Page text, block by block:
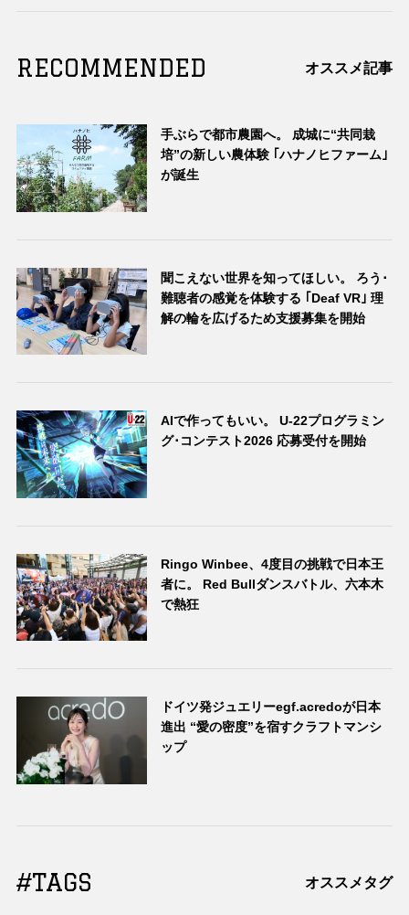
RECOMMENDED オススメ記事
手ぶらで都市農園へ。 成城に“共同栽
培”の新しい農体験 ｢ハナノヒファーム｣
が誕生
聞こえない世界を知ってほしい。 ろう･
難聴者の感覚を体験する ｢Deaf VR｣ 理
解の輪を広げるため支援募集を開始
AIで作ってもいい。 U-22プログラミン
グ･コンテスト2026 応募受付を開始
Ringo Winbee、4度目の挑戦で日本王
者に。 Red Bullダンスバトル、六本木
で熱狂
ドイツ発ジュエリーegf.acredoが日本
進出 “愛の密度”を宿すクラフトマンシ
ップ
#TAGS オススメタグ